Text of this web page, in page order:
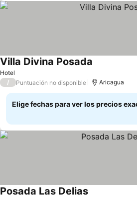
Hotel
Villa Divina Posada
/ Puntuación no disponible Aricagua
Elige fechas para ver los precios
Posada Las DeliasVer precios